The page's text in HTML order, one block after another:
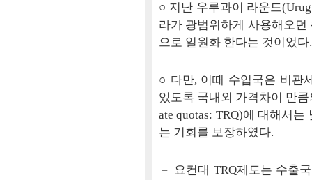
○ 지난 우루과이 라운드
라가 광범위하게 사용해오
으로 일원화 한다는 것이었다.
○ 다만, 이때 수입국은 비관
있도록 국내외 가격차이 만
ate quotas: TRQ)에 대해서
는 기회를 보장하였다.
－ 요컨대 TRQ제도는 수출